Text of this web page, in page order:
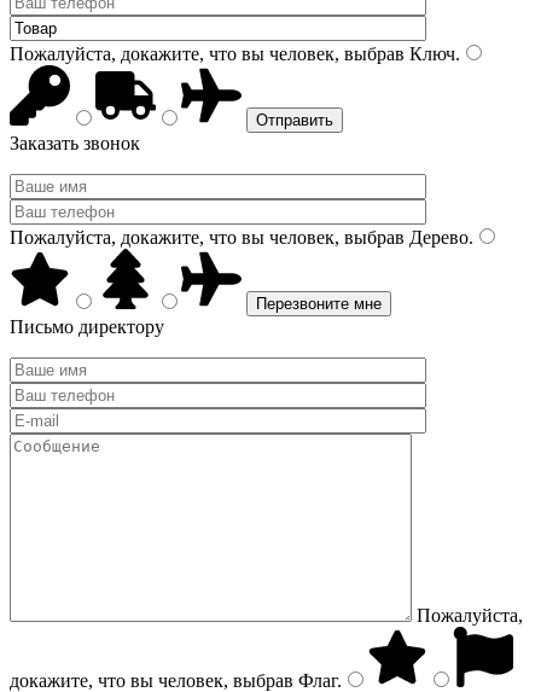
Пожалуйста, докажите, что вы человек, выбрав Ключ.
Заказать звонок
Пожалуйста, докажите, что вы человек, выбрав Дерево.
Письмо директору
Пожалуйста,
докажите, что вы человек, выбрав Флаг.